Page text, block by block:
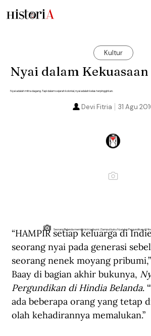
Kultur
Nyai dalam
Nyai adalah mitra dagang. Tapi dalam sejarah kolonial, nyai adalah kelas terpinggirkan.
31 Agu
Devi Fitria
Seorang Belanda memiliki istri pribumi. (Sampul buku Nyai dan Pergundikan di
“HAMPIR setiap keluarga di
seorang nyai pada generasi
seorang nenek moyang
Baay di bagian akhir bukunya,
Pergundikan di Hindia Belanda.
ada beberapa orang yang tetap
olah kehadirannya memalukan.”